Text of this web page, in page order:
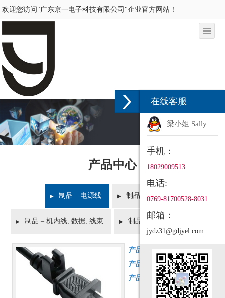
欢迎您访问"广东京一电子科技有限公司"企业官方网站！
产品中心
制品 – 电源线 制品 – DC 线材
制品 – 机内线, 数据, 线束 制品 – 机内线, 数据, 线束
产品名称：
产品型号：制品 – 电源线
产品简介：制品 – 电源线
在线客服
梁小姐 Sally
手机：
18029009513
电话:
0769-81700528-8031
邮箱：
jydz31@gdjyel.com